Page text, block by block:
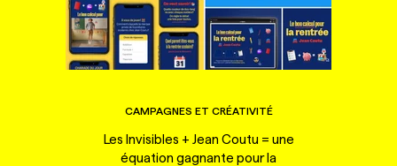
CAMPAGNES ET CRÉATIVITÉ
Les Invisibles + Jean Coutu = une
équation gagnante pour la